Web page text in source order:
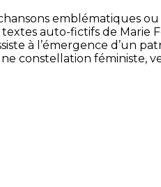
emblématiques
textes auto-fictifs de Marie
à l’émergence d’un
constellation féministe,